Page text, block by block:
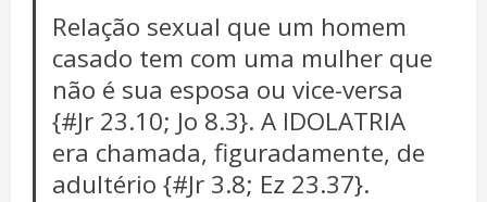
Relação sexual que um homem
casado tem com uma mulher que
não é sua esposa ou vice-versa
{#Jr 23.10; Jo 8.3}. A IDOLATRIA
era chamada, figuradamente, de
adultério {#Jr 3.8; Ez 23.37}.